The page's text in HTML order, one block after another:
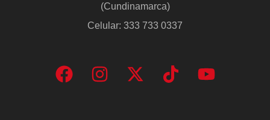
(Cundinamarca)
Celular: 333 733 0337